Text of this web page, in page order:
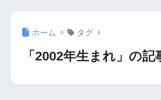
ホーム タグ
「2002年生まれ」の記